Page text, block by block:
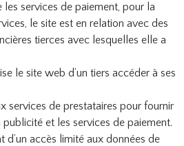
les services de paiement, pour la
le site est en relation avec des
tierces avec lesquelles elle a
le site web d’un tiers accéder à ses
services de prestataires pour fournir
publicité et les services de paiement.
d’un accès limité aux données de